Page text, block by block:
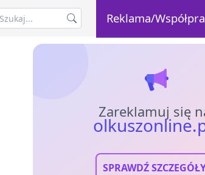
Reklama/
Zareklamuj się
SPRAWDŹ